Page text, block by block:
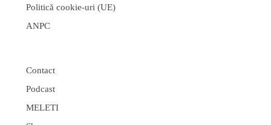
Politică cookie-uri (UE)
ANPC
Contact
Podcast
MELETI